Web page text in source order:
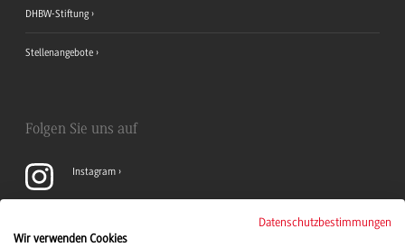
DHBW-Stiftung
Stellenangebote
Folgen Sie uns auf
Instagram
Datenschutzbestimmungen
Wir verwenden Cookies